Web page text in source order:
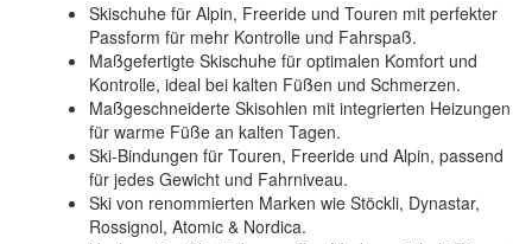
Skischuhe für Alpin, Freeride und Touren mit perfekter
Passform für mehr Kontrolle und Fahrspaß.
Maßgefertigte Skischuhe für optimalen Komfort und
Kontrolle, ideal bei kalten Füßen und Schmerzen.
Maßgeschneiderte Skisohlen mit integrierten Heizungen
für warme Füße an kalten Tagen.
Ski-Bindungen für Touren, Freeride und Alpin, passend
für jedes Gewicht und Fahrniveau.
Ski von renommierten Marken wie Stöckli, Dynastar,
Rossignol, Atomic & Nordica.